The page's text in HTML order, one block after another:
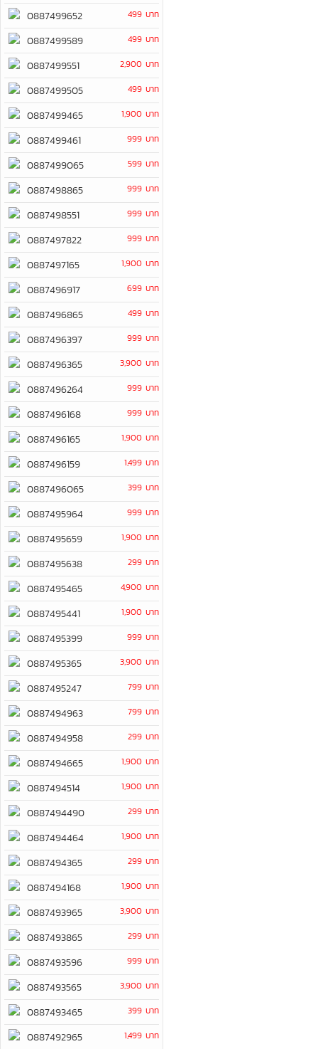
0887499652 499 บาท
0887499589 499 บาท
0887499551 2,900 บาท
0887499505 499 บาท
0887499465 1,900 บาท
0887499461 999 บาท
0887499065 599 บาท
0887498865 999 บาท
0887498551 999 บาท
0887497822 999 บาท
0887497165 1,900 บาท
0887496917 699 บาท
0887496865 499 บาท
0887496397 999 บาท
0887496365 3,900 บาท
0887496264 999 บาท
0887496168 999 บาท
0887496165 1,900 บาท
0887496159 1,499 บาท
0887496065 399 บาท
0887495964 999 บาท
0887495659 1,900 บาท
0887495638 299 บาท
0887495465 4,900 บาท
0887495441 1,900 บาท
0887495399 999 บาท
0887495365 3,900 บาท
0887495247 799 บาท
0887494963 799 บาท
0887494958 299 บาท
0887494665 1,900 บาท
0887494514 1,900 บาท
0887494490 299 บาท
0887494464 1,900 บาท
0887494365 299 บาท
0887494168 1,900 บาท
0887493965 3,900 บาท
0887493865 299 บาท
0887493596 999 บาท
0887493565 3,900 บาท
0887493465 399 บาท
0887492965 1,499 บาท